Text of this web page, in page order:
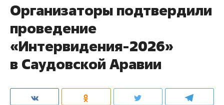
Организаторы подтвердили
проведение
«Интервидения-2026»
в Саудовской Аравии